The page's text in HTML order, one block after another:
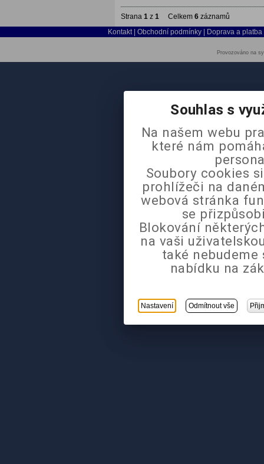
Strana 1 z 1 Celkem 6 záznamů
Kontakt
Obchodní podmínky Doprava a platba
Provozováno na
Souhlas s
Na našem webu
které nám
Soubory cookies
prohlížeči na
webová stránka
se
Blokování
na vaši
také
nabídku na
Nastavení Odmítnout vše